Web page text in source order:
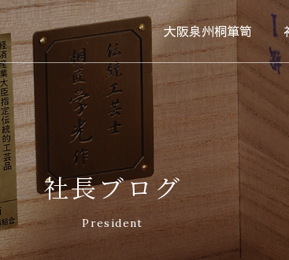
大阪泉州桐箪笥
社長ブログ
President